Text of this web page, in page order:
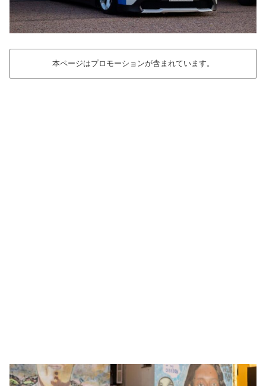
本ページはプロモーションが含まれています。